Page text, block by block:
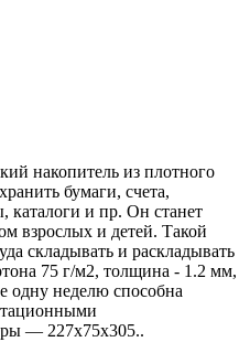
накопитель из плотного
бумаги, счета,
и пр. Он станет
взрослых и детей. Такой
складывать и раскладывать
75 г/м2, толщина - 1.2 мм,
одну неделю способна
— 227х75х305..